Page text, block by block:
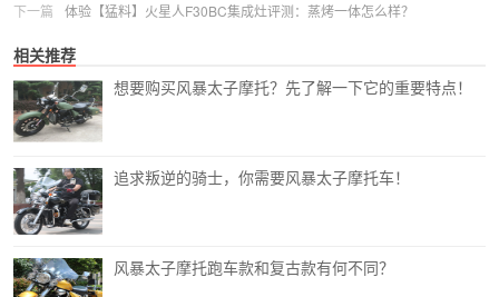
下一篇
体验【猛料】火星人F30BC集成灶评测：蒸烤一体怎么样？
相关推荐
想要购买风暴太子摩托？先了解一下它的重要特点！
追求叛逆的骑士，你需要风暴太子摩托车！
风暴太子摩托跑车款和复古款有何不同？